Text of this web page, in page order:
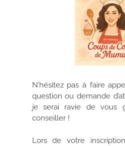
N’hésitez pas à faire
question ou demande
je serai ravie de vous
conseiller !
Lors de votre